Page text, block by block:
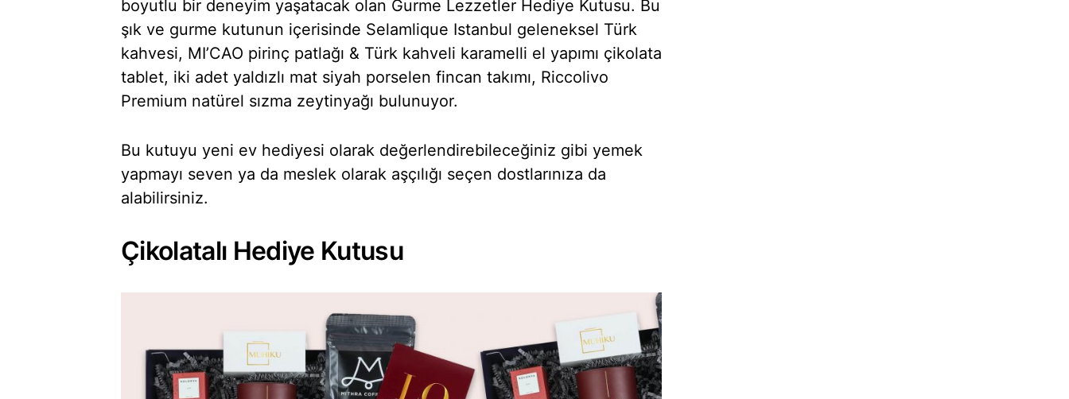
boyutlu bir deneyim yaşatacak olan Gurme Lezzetler Hediye Kutusu. Bu
şık ve gurme kutunun içerisinde Selamlique Istanbul geleneksel Türk
kahvesi, MI’CAO pirinç patlağı & Türk kahveli karamelli el yapımı çikolata
tablet, iki adet yaldızlı mat siyah porselen fincan takımı, Riccolivo
Premium natürel sızma zeytinyağı bulunuyor.
Bu kutuyu yeni ev hediyesi olarak değerlendirebileceğiniz gibi yemek
yapmayı seven ya da meslek olarak aşçılığı seçen dostlarınıza da
alabilirsiniz.
Çikolatalı Hediye Kutusu